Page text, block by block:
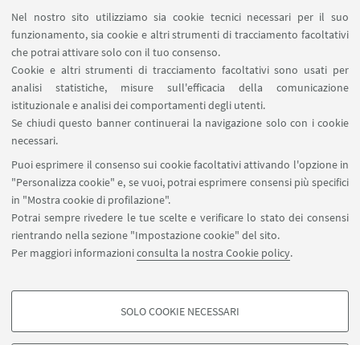
Nel nostro sito utilizziamo sia cookie tecnici necessari per il suo
funzionamento, sia cookie e altri strumenti di tracciamento facoltativi
che potrai attivare solo con il tuo consenso.
Cookie e altri strumenti di tracciamento facoltativi sono usati per
analisi statistiche, misure sull'efficacia della comunicazione
istituzionale e analisi dei comportamenti degli utenti.
Se chiudi questo banner continuerai la navigazione solo con i cookie
necessari.
Puoi esprimere il consenso sui cookie facoltativi attivando l'opzione in
"Personalizza cookie" e, se vuoi, potrai esprimere consensi più specifici
in "Mostra cookie di profilazione".
Potrai sempre rivedere le tue scelte e verificare lo stato dei consensi
rientrando nella sezione "Impostazione cookie" del sito.
Per maggiori informazioniconsulta la nostra Cookie policy.
COOKIE DI PROFILAZIONE - FACOLTATIVI
SOLO COOKIE NECESSARI
Forms per sottomissione eventi/notizie
Carta dei servizi
SEGUI IL DIPARTIMENTO SU:
SEGUI UNIBO SU:
APP: